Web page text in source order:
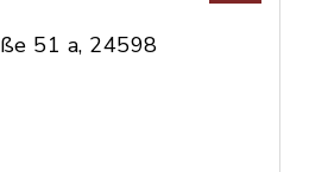
51 a, 24598